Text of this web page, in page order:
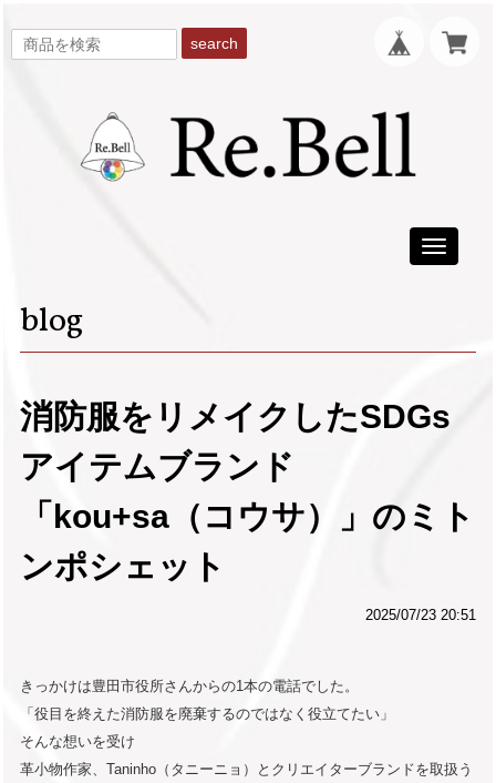
search
Toggle
blog
消防服をリメイクしたSDGs
アイテムブランド
「kou+sa（コウサ）」のミト
ンポシェット
2025/07/23 20:51
きっかけは豊田市役所さんからの1本の電話でした。
「役目を終えた消防服を廃棄するのではなく役立てたい」
そんな想いを受け
革小物作家、Taninho（タニーニョ）とクリエイターブランドを取扱う